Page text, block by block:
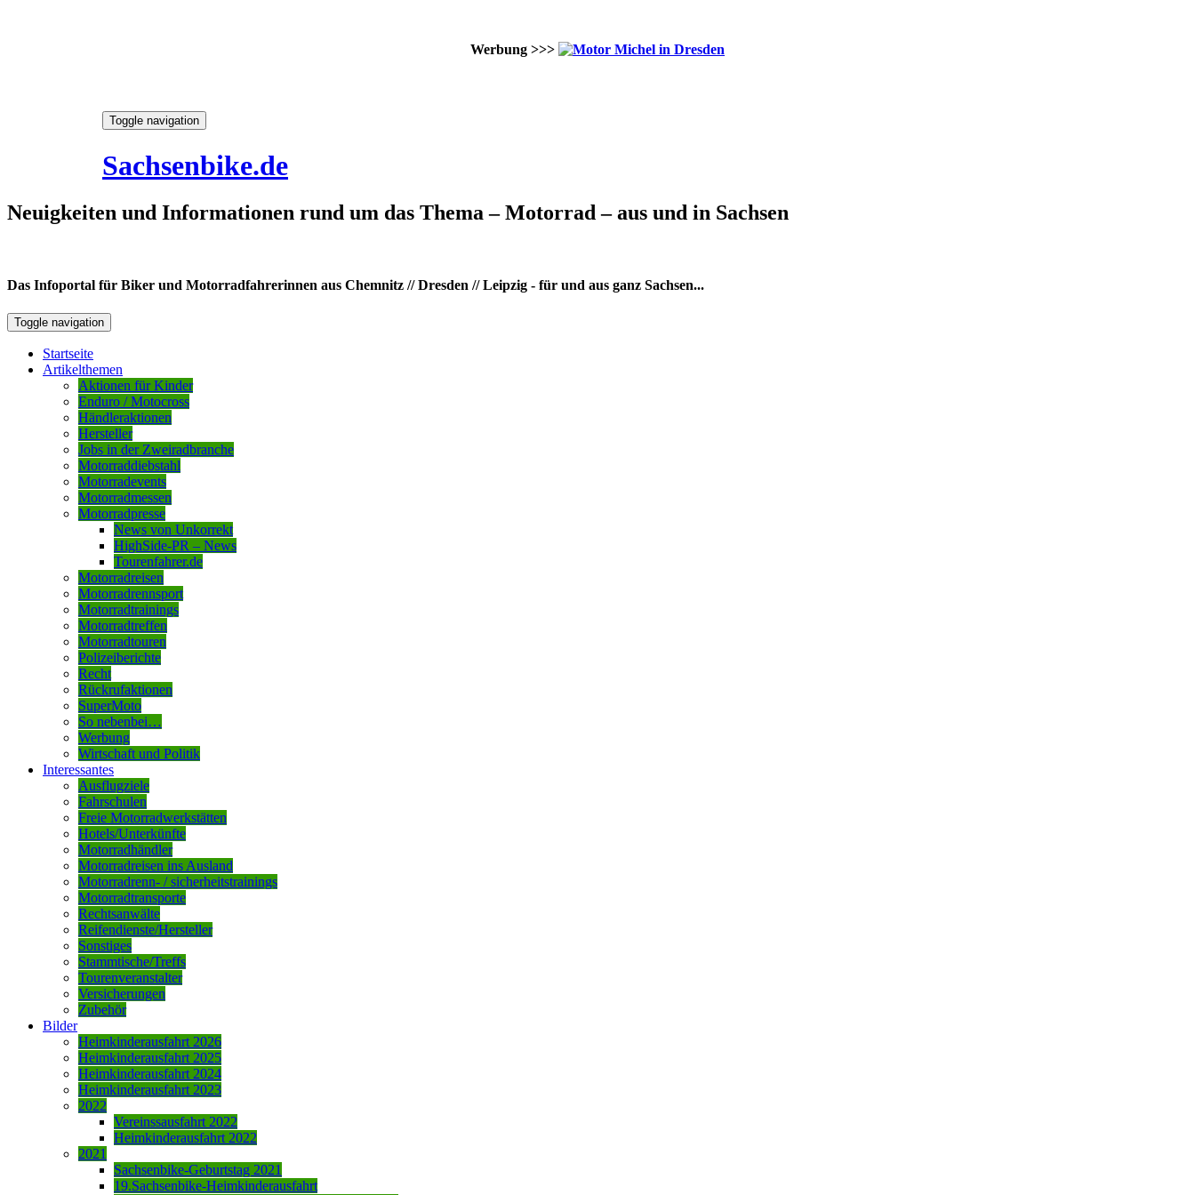
Werbung >>>
Toggle navigation
Sachsenbike.de
Neuigkeiten und Informationen rund um das Thema – Motorrad – aus und in Sachsen
Das Infoportal für Biker und Motorradfahrerinnen aus Chemnitz // Dresden // Leipzig - für und aus ganz Sachsen...
Toggle navigation
Startseite
Artikelthemen
Aktionen für Kinder
Enduro / Motocross
Händleraktionen
Hersteller
Jobs in der Zweiradbranche
Motorraddiebstahl
Motorradevents
Motorradmessen
Motorradpresse
News von Unkorrekt
HighSide-PR – News
Tourenfahrer.de
Motorradreisen
Motorradrennsport
Motorradtrainings
Motorradtreffen
Motorradtouren
Polizeiberichte
Recht
Rückrufaktionen
SuperMoto
So nebenbei…
Werbung
Wirtschaft und Politik
Interessantes
Ausflugziele
Fahrschulen
Freie Motorradwerkstätten
Hotels/Unterkünfte
Motorradhändler
Motorradreisen ins Ausland
Motorradrenn- / sicherheitstrainings
Motorradtransporte
Rechtsanwälte
Reifendienste/Hersteller
Sonstiges
Stammtische/Treffs
Tourenveranstalter
Versicherungen
Zubehör
Bilder
Heimkinderausfahrt 2026
Heimkinderausfahrt 2025
Heimkinderausfahrt 2024
Heimkinderausfahrt 2023
2022
Vereinssausfahrt 2022
Heimkinderausfahrt 2022
2021
Sachsenbike-Geburtstag 2021
19.Sachsenbike-Heimkinderausfahrt